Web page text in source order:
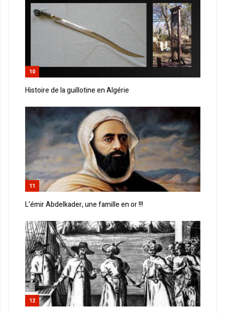
10
Histoire de la guillotine en Algérie
11
L’émir Abdelkader, une famille en or !!!
12